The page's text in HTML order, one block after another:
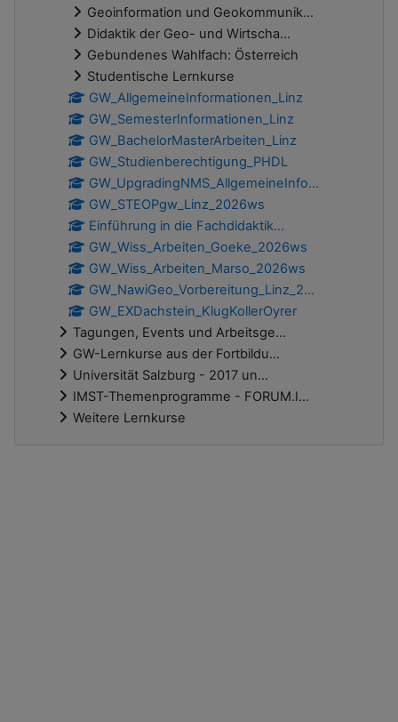
Geoinformation und Geokommunik...
Didaktik der Geo- und Wirtscha...
Gebundenes Wahlfach: Österreich
Studentische Lernkurse
GW_AllgemeineInformationen_Linz
GW_SemesterInformationen_Linz
GW_BachelorMasterArbeiten_Linz
GW_Studienberechtigung_PHDL
GW_UpgradingNMS_AllgemeineInfo...
GW_STEOPgw_Linz_2026ws
Einführung in die Fachdidaktik...
GW_Wiss_Arbeiten_Goeke_2026ws
GW_Wiss_Arbeiten_Marso_2026ws
GW_NawiGeo_Vorbereitung_Linz_2...
GW_EXDachstein_KlugKollerOyrer
Tagungen, Events und Arbeitsge...
GW-Lernkurse aus der Fortbildu...
Universität Salzburg - 2017 un...
IMST-Themenprogramme - FORUM.I...
Weitere Lernkurse